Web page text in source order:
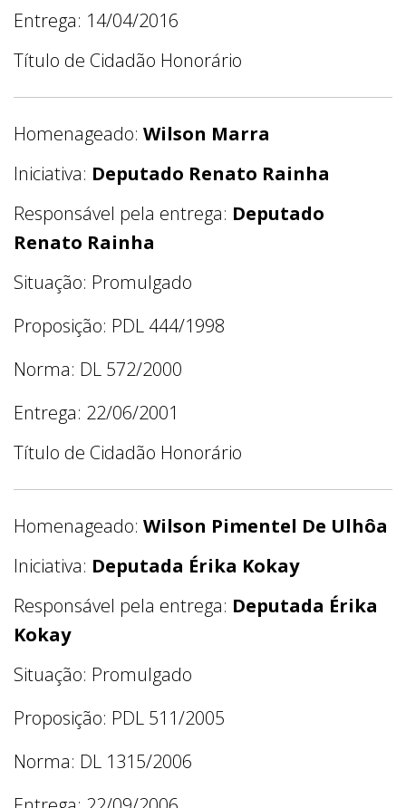
Entrega: 14/04/2016
Título de Cidadão Honorário
Homenageado: Wilson Marra
Iniciativa: Deputado Renato Rainha
Responsável pela entrega: Deputado
Renato Rainha
Situação: Promulgado
Proposição: PDL 444/1998
Norma: DL 572/2000
Entrega: 22/06/2001
Título de Cidadão Honorário
Homenageado: Wilson Pimentel De Ulhôa
Iniciativa: Deputada Érika Kokay
Responsável pela entrega: Deputada Érika
Kokay
Situação: Promulgado
Proposição: PDL 511/2005
Norma: DL 1315/2006